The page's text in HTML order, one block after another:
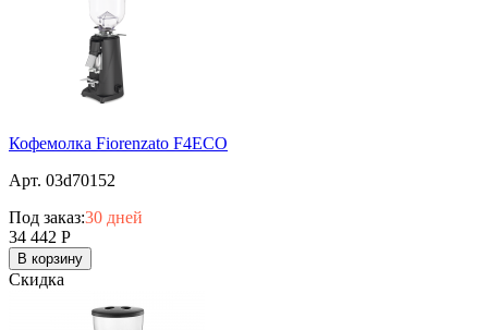
Кофемолка Fiorenzato F4ECO
Арт. 03d70152
Под заказ:30 дней
34 442 Р
В корзину
Скидка